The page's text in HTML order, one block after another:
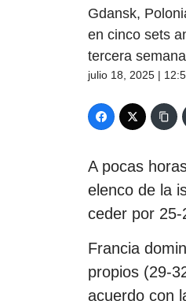
Gdansk,
en cinco sets
tercera
julio 18, 2025 |
A pocas
elenco de la
ceder por
Francia
propios (29-
acuerdo con